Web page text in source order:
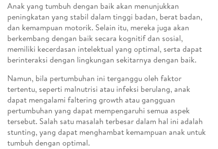
Anak yang tumbuh dengan baik akan menunjukkan
peningkatan yang stabil dalam tinggi badan, berat badan,
dan kemampuan motorik. Selain itu, mereka juga akan
berkembang dengan baik secara kognitif dan sosial,
memiliki kecerdasan intelektual yang optimal, serta dapat
berinteraksi dengan lingkungan sekitarnya dengan baik.
Namun, bila pertumbuhan ini terganggu oleh faktor
tertentu, seperti malnutrisi atau infeksi berulang, anak
dapat mengalami faltering growth atau gangguan
pertumbuhan yang dapat mempengaruhi semua aspek
tersebut. Salah satu masalah terbesar dalam hal ini adalah
stunting, yang dapat menghambat kemampuan anak untuk
tumbuh dengan optimal.